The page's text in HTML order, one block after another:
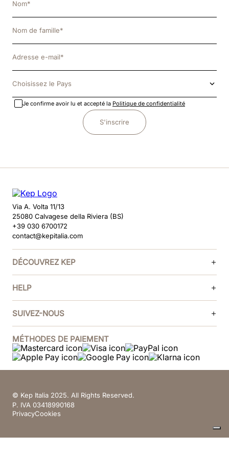
Choisissez le Pays
Je confirme avoir lu et accepté la Politique de confidentialité
S'inscrire
Via A. Volta 11/13
25080 Calvagese della Riviera (BS)
+39 030 6700172
contact@kepitalia.com
DÉCOUVREZ KEP
HELP
SUIVEZ-NOUS
MÉTHODES DE PAIEMENT
© Kep Italia 2025. All Rights Reserved.
P. IVA 03418990168
PrivacyCookies